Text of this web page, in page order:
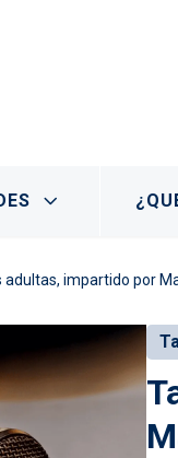
impartido por